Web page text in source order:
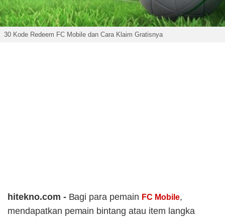
30 Kode Redeem FC Mobile dan Cara Klaim Gratisnya
hitekno.com - Bagi para pemain FC Mobile,
mendapatkan pemain bintang atau item langka